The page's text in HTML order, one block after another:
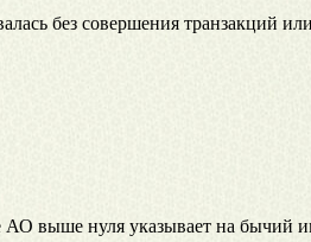
без совершения транзакций
выше нуля указывает на бычий